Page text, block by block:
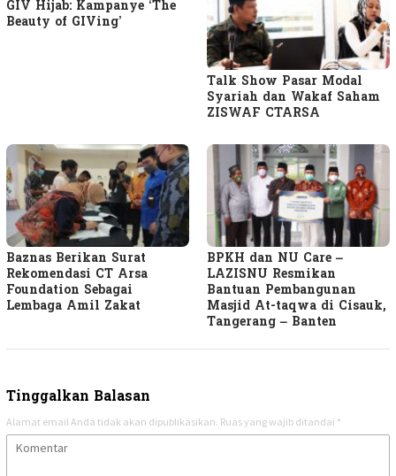
GIV Hijab: Kampanye ‘The
Beauty of GIVing’
Talk Show Pasar Modal
Syariah dan Wakaf Saham
ZISWAF CTARSA
Baznas Berikan Surat
Rekomendasi CT Arsa
Foundation Sebagai
Lembaga Amil Zakat
BPKH dan NU Care –
LAZISNU Resmikan
Bantuan Pembangunan
Masjid At-taqwa di Cisauk,
Tangerang – Banten
Tinggalkan Balasan
Alamat email Anda tidak akan dipublikasikan. Ruas yang wajib ditandai *